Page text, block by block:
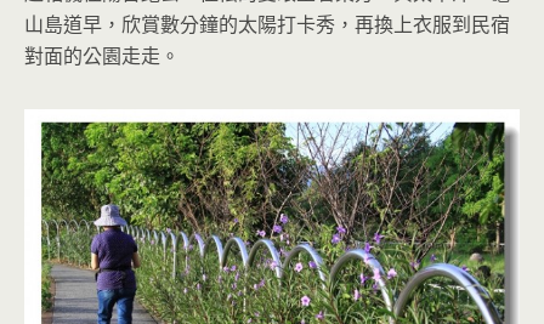
山島道早，欣賞數分鐘的太陽打卡秀，再換上衣服到民宿
對面的公園走走。